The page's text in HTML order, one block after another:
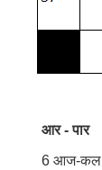
आर - पार
6 आज-कल